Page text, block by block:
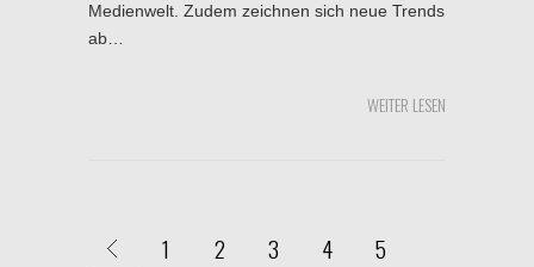
Medienwelt. Zudem zeichnen sich neue Trends
ab…
WEITER LESEN
1 2 3 4
5